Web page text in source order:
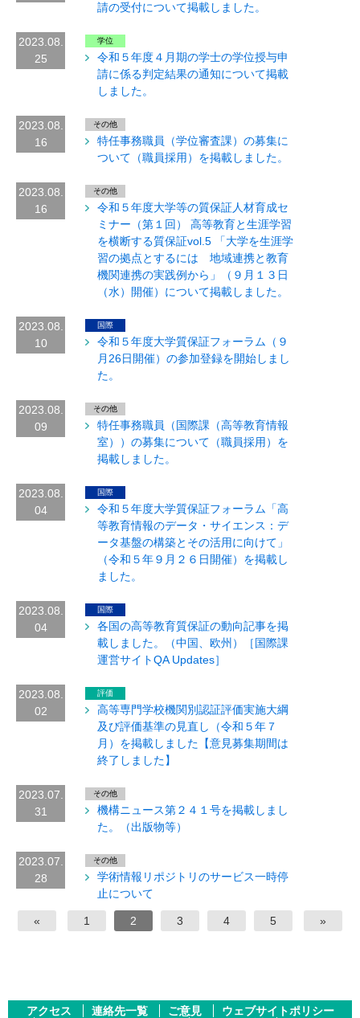
請の受付について掲載しました。
2023.08.
25
学位
令和５年度４月期の学士の学位授与申
請に係る判定結果の通知について掲載
しました。
2023.08.
16
その他
特任事務職員（学位審査課）の募集に
ついて（職員採用）を掲載しました。
2023.08.
16
その他
令和５年度大学等の質保証人材育成セ
ミナー（第１回） 高等教育と生涯学習
を横断する質保証vol.5 「大学を生涯学
習の拠点とするには 地域連携と教育
機関連携の実践例から」（９月１３日
（水）開催）について掲載しました。
2023.08.
10
国際
令和５年度大学質保証フォーラム（９
月26日開催）の参加登録を開始しまし
た。
2023.08.
09
その他
特任事務職員（国際課（高等教育情報
室））の募集について（職員採用）を
掲載しました。
2023.08.
04
国際
令和５年度大学質保証フォーラム「高
等教育情報のデータ・サイエンス：デ
ータ基盤の構築とその活用に向けて」
（令和５年９月２６日開催）を掲載し
ました。
2023.08.
04
国際
各国の高等教育質保証の動向記事を掲
載しました。（中国、欧州）［国際課
運営サイトQA Updates］
2023.08.
02
評価
高等専門学校機関別認証評価実施大綱
及び評価基準の見直し（令和５年７
月）を掲載しました【意見募集期間は
終了しました】
2023.07.
31
その他
機構ニュース第２４１号を掲載しまし
た。（出版物等）
2023.07.
28
その他
学術情報リポジトリのサービス一時停
止について
« 1 2 3 4 5 »
アクセス 連絡先一覧 ご意見
ウェブサイトポリシー